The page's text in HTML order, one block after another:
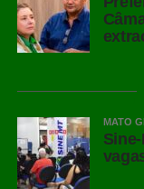
;
WhatsApp
Facebook
MATO